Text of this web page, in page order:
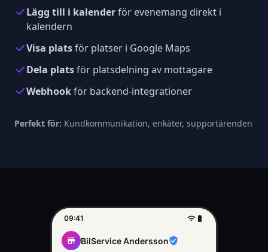
Lägg till i kalenderför evenemang direkt i
kalendern
Visa platsför platser i Google Maps
Dela platsför platsdelning av mottagare
Webhookför backend-integrationer
Perfekt för: Kundkommunikation, enkäter, supportärenden
09:41
BilService Andersson